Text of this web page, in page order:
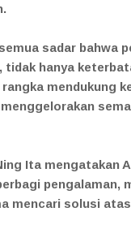
sadar bahwa
tidak hanya
mendukung
Ita mengatakan
pengalaman,
mencari solusi